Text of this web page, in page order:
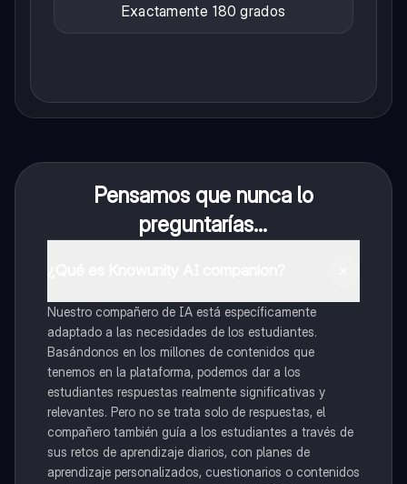
Exactamente 180 grados
Pensamos que nunca lo
preguntarías...
Nuestro compañero de IA está específicamente
adaptado a las necesidades de los estudiantes.
Basándonos en los millones de contenidos que
tenemos en la plataforma, podemos dar a los
estudiantes respuestas realmente significativas y
relevantes. Pero no se trata solo de respuestas, el
compañero también guía a los estudiantes a través de
sus retos de aprendizaje diarios, con planes de
aprendizaje personalizados, cuestionarios o contenidos